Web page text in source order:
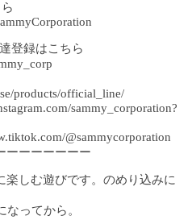
登録はこちら
products/official_line/
sammy_corporation?
@sammycorporation
ーーーーーーー
楽しむ遊びです。のめり込みに
なってから。